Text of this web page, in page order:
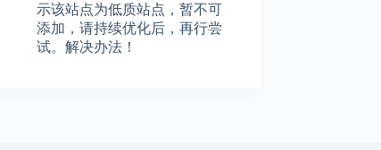
示该站点为低质站点，暂不可
添加，请持续优化后，再行尝
试。解决办法！